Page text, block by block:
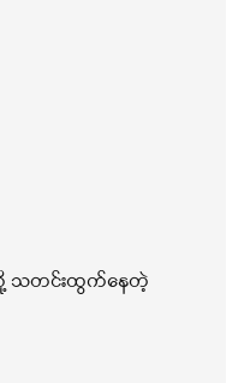
သတင်းထွက်နေတဲ့